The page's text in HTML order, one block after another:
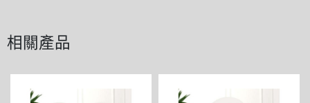
相關產品